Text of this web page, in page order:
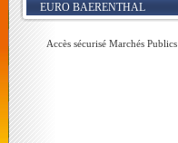
EURO BAERENTHAL
Accès sécurisé Marchés Publics